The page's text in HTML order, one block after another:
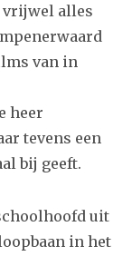
vrijwel alles
van in
heer
tevens een
bij geeft.
uit
in het